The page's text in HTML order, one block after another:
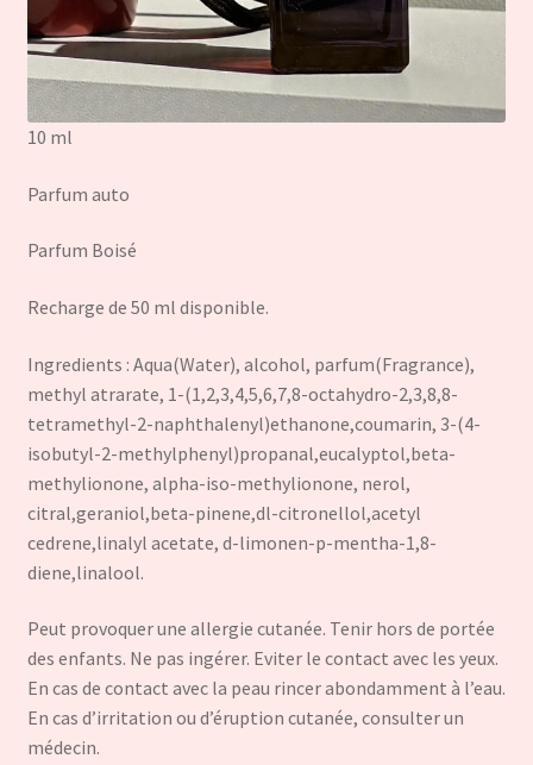
10 ml
Parfum auto
Parfum Boisé
Recharge de 50 ml disponible.
Ingredients : Aqua(Water), alcohol, parfum(Fragrance),
methyl atrarate, 1-(1,2,3,4,5,6,7,8-octahydro-2,3,8,8-
tetramethyl-2-naphthalenyl)ethanone,coumarin, 3-(4-
isobutyl-2-methylphenyl)propanal,eucalyptol,beta-
methylionone, alpha-iso-methylionone, nerol,
citral,geraniol,beta-pinene,dl-citronellol,acetyl
cedrene,linalyl acetate, d-limonen-p-mentha-1,8-
diene,linalool.
Peut provoquer une allergie cutanée. Tenir hors de portée
des enfants. Ne pas ingérer. Eviter le contact avec les yeux.
En cas de contact avec la peau rincer abondamment à l’eau.
En cas d’irritation ou d’éruption cutanée, consulter un
médecin.